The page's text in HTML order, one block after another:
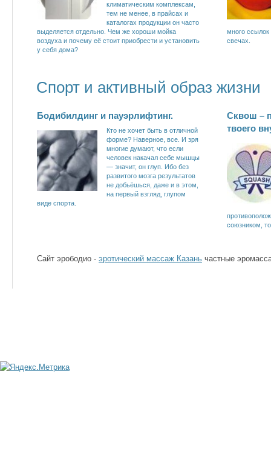
климатическим комплексам,
тем не менее, в прайсах и
каталогах продукции он часто
выделяется отдельно. Чем же хороши мойка
воздуха и почему её стоит приобрести и установить
у себя дома?
много ссылок
свечах.
Спорт и активный образ жизни
Бодибилдинг и пауэрлифтинг.
Кто не хочет быть в отличной
форме? Наверное, все. И зря
многие думают, что если
человек накачал себе мышцы
— значит, он глуп. Ибо без
развитого мозга результатов
не добьёшься, даже и в этом,
на первый взгляд, глупом
виде спорта.
Сквош –
твоего
союзником,
Сайт эрободио - эротический массаж Казань частные